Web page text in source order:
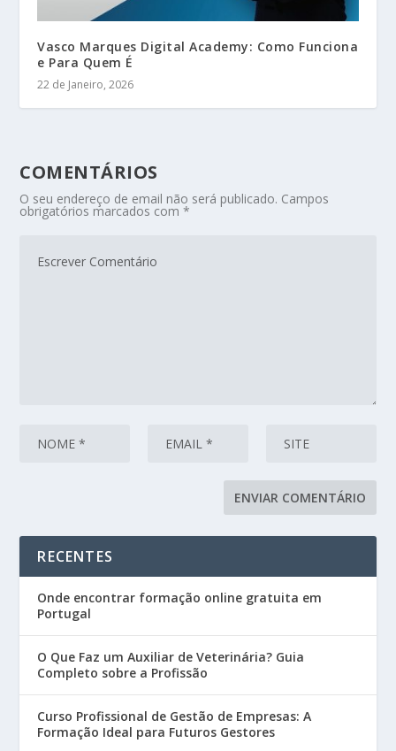
Vasco Marques Digital Academy: Como Funciona
e Para Quem É
22 de Janeiro, 2026
COMENTÁRIOS
O seu endereço de email não será publicado. Campos
obrigatórios marcados com*
RECENTES
Onde encontrar formação online gratuita em
Portugal
O Que Faz um Auxiliar de Veterinária? Guia
Completo sobre a Profissão
Curso Profissional de Gestão de Empresas: A
Formação Ideal para Futuros Gestores